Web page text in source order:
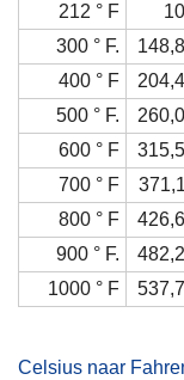
212 ° F
300 ° F.
400 ° F
500 ° F.
600 ° F
700 ° F
800 ° F
900 ° F.
1000 ° F
Celsius naar